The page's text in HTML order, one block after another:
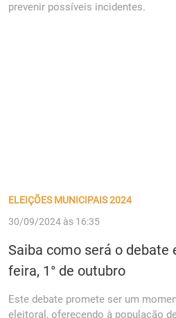
prevenir possíveis incidentes.
ELEIÇÕES MUNICIPAIS 2024
30/09/2024 às 16:35
Saiba como será o
feira, 1° de outubro
Este debate promete ser um
eleitoral, oferecendo à população